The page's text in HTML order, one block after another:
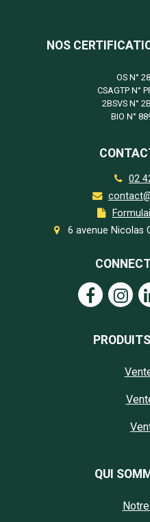
NOS
OS N°
CSAGTP N°
2BSVS N°
BIO N°
02
6 avenue Nicolas
QUI